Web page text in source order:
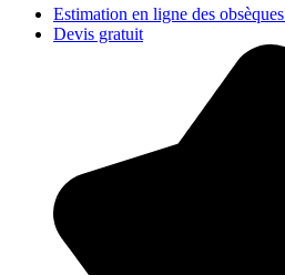
Estimation en ligne des obsèques
Devis gratuit